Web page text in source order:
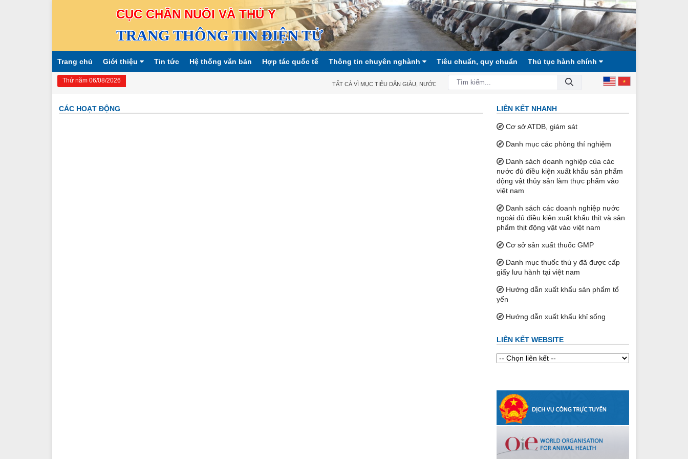
CỤC CHĂN NUÔI VÀ THÚ Y
TRANG THÔNG TIN ĐIỆN TỬ
Trang chủ Giới thiệu Tin tức Hệ thống văn bản Hợp tác quốc tế Thông tin chuyên nghành Tiêu chuẩn, quy chuẩn Thủ tục hành chính
Thứ năm 06/08/2026 TẤT CẢ VÌ MỤC TIÊU DÂN GIÀU, NƯỚC MẠNH, XÃ HỘI CÔNG BẰNG, DÂN CHỦ, VĂN MINH!
CÁC HOẠT ĐỘNG LIÊN KẾT NHANH
Cơ sở ATDB, giám sát
Danh mục các phòng thí nghiệm
Danh sách doanh nghiệp của các
nước đủ điều kiện xuất khẩu sản phẩm
động vật thủy sản làm thực phẩm vào
việt nam
Danh sách các doanh nghiệp nước
ngoài đủ điều kiện xuất khẩu thịt và sản
phẩm thịt động vật vào việt nam
Cơ sở sản xuất thuốc GMP
Danh mục thuốc thú y đã được cấp
giấy lưu hành tại việt nam
Hướng dẫn xuất khẩu sản phẩm tổ
yến
Hướng dẫn xuất khẩu khỉ sống
LIÊN KẾT WEBSITE